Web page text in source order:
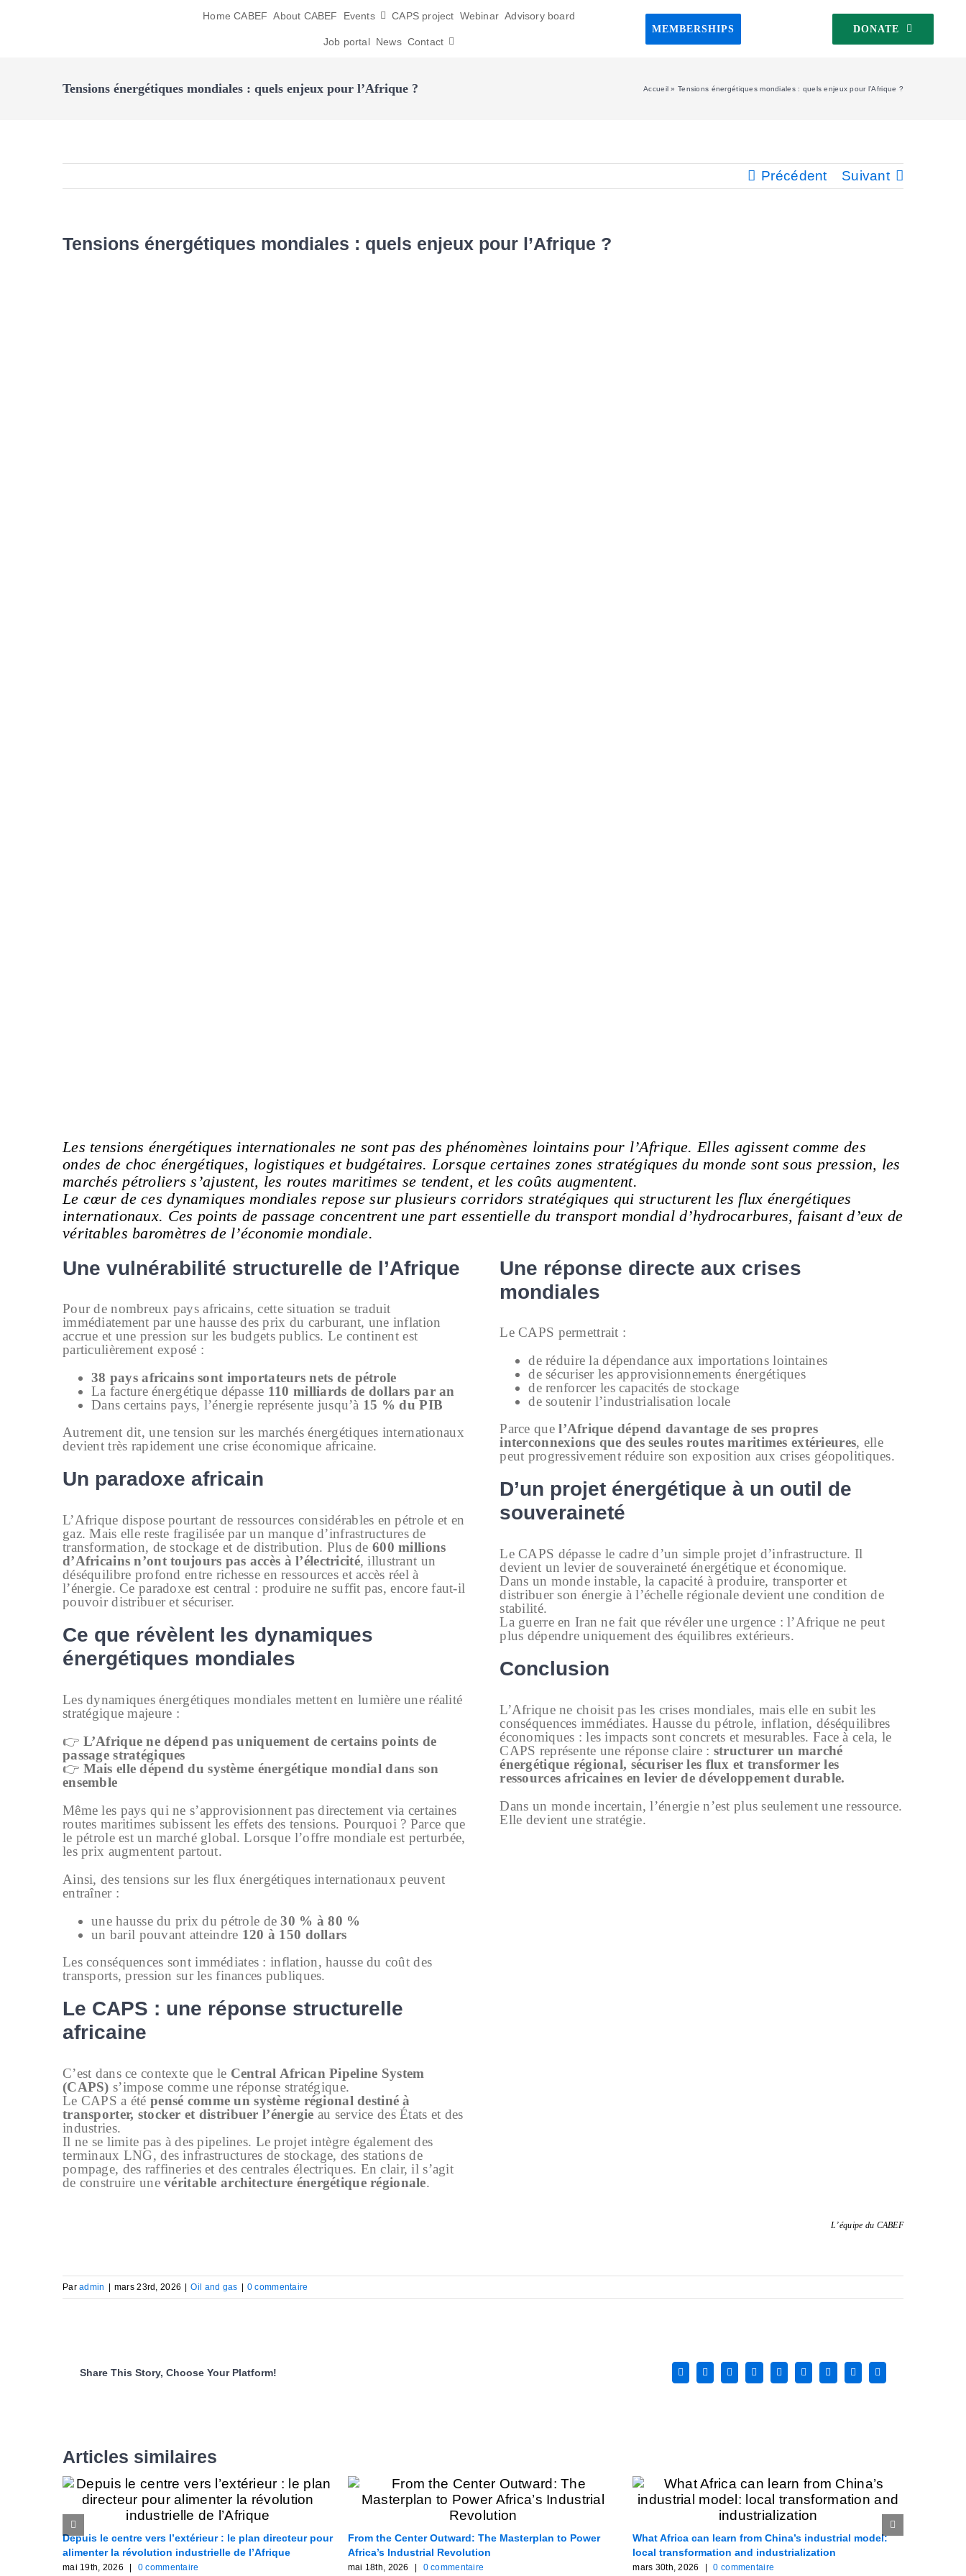
Home CABEF About CABEF Events CAPS project Webinar Advisory board
Job portal News Contact
MEMBERSHIPS DONATE
Tensions énergétiques mondiales : quels enjeux pour l’Afrique ? Accueil »Tensions énergétiques mondiales : quels enjeux pour l’Afrique ?
Précédent Suivant
Tensions énergétiques mondiales : quels enjeux pour l’Afrique ?
Les tensions énergétiques internationales ne sont pas des phénomènes lointains pour l’Afrique. Elles agissent comme des
ondes de choc énergétiques, logistiques et budgétaires. Lorsque certaines zones stratégiques du monde sont sous pression, les
marchés pétroliers s’ajustent, les routes maritimes se tendent, et les coûts augmentent.
Le cœur de ces dynamiques mondiales repose sur plusieurs corridors stratégiques qui structurent les flux énergétiques
internationaux. Ces points de passage concentrent une part essentielle du transport mondial d’hydrocarbures, faisant d’eux de
véritables baromètres de l’économie mondiale.
Une vulnérabilité structurelle de l’Afrique
Pour de nombreux pays africains, cette situation se traduit
immédiatement par une hausse des prix du carburant, une inflation
accrue et une pression sur les budgets publics. Le continent est
particulièrement exposé :
38 pays africains sont importateurs nets de pétrole
La facture énergétique dépasse 110 milliards de dollars par an
Dans certains pays, l’énergie représente jusqu’à 15 % du PIB
Autrement dit, une tension sur les marchés énergétiques internationaux
devient très rapidement une crise économique africaine.
Un paradoxe africain
L’Afrique dispose pourtant de ressources considérables en pétrole et en
gaz. Mais elle reste fragilisée par un manque d’infrastructures de
transformation, de stockage et de distribution. Plus de 600 millions
d’Africains n’ont toujours pas accès à l’électricité, illustrant un
déséquilibre profond entre richesse en ressources et accès réel à
l’énergie. Ce paradoxe est central : produire ne suffit pas, encore faut-il
pouvoir distribuer et sécuriser.
Ce que révèlent les dynamiques
énergétiques mondiales
Les dynamiques énergétiques mondiales mettent en lumière une réalité
stratégique majeure :
👉 L’Afrique ne dépend pas uniquement de certains points de
passage stratégiques
👉 Mais elle dépend du système énergétique mondial dans son
ensemble
Même les pays qui ne s’approvisionnent pas directement via certaines
routes maritimes subissent les effets des tensions. Pourquoi ? Parce que
le pétrole est un marché global. Lorsque l’offre mondiale est perturbée,
les prix augmentent partout.
Ainsi, des tensions sur les flux énergétiques internationaux peuvent
entraîner :
une hausse du prix du pétrole de30 % à 80 %
un baril pouvant atteindre 120 à 150 dollars
Les conséquences sont immédiates : inflation, hausse du coût des
transports, pression sur les finances publiques.
Le CAPS : une réponse structurelle
africaine
C’est dans ce contexte que le Central African Pipeline System
(CAPS) s’impose comme une réponse stratégique.
Le CAPS a été pensé comme un système régional destiné à
transporter, stocker et distribuer l’énergie au service des États et des
industries.
Il ne se limite pas à des pipelines. Le projet intègre également des
terminaux LNG, des infrastructures de stockage, des stations de
pompage, des raffineries et des centrales électriques. En clair, il s’agit
de construire unevéritable architecture énergétique régionale.
Une réponse directe aux crises
mondiales
Le CAPS permettrait :
de réduire la dépendance aux importations lointaines
de sécuriser les approvisionnements énergétiques
de renforcer les capacités de stockage
de soutenir l’industrialisation locale
Parce quel’Afrique dépend davantage de ses propres
interconnexions que des seules routes maritimes extérieures, elle
peut progressivement réduire son exposition aux crises géopolitiques.
D’un projet énergétique à un outil de
souveraineté
Le CAPS dépasse le cadre d’un simple projet d’infrastructure. Il
devient un levier de souveraineté énergétique et économique.
Dans un monde instable, la capacité à produire, transporter et
distribuer son énergie à l’échelle régionale devient une condition de
stabilité.
La guerre en Iran ne fait que révéler une urgence : l’Afrique ne peut
plus dépendre uniquement des équilibres extérieurs.
Conclusion
L’Afrique ne choisit pas les crises mondiales, mais elle en subit les
conséquences immédiates. Hausse du pétrole, inflation, déséquilibres
économiques : les impacts sont concrets et mesurables. Face à cela, le
CAPS représente une réponse claire : structurer un marché
énergétique régional, sécuriser les flux et transformer les
ressources africaines en levier de développement durable.
Dans un monde incertain, l’énergie n’est plus seulement une ressource.
Elle devient une stratégie.
L’équipe du CABEF
Paradmin | mars 23rd, 2026 | Oil and gas | 0 commentaire
Share This Story, Choose Your Platform! Facebook
X RedditLinkedInWhatsAppTumblrPinterest
Vk Email
Articles similaires
Depuis le centre vers l’extérieur : le plan directeur pour
alimenter la révolution industrielle de l’Afrique
mai 19th, 2026 | 0 commentaire
From the Center Outward: The Masterplan to Power
Africa’s Industrial Revolution
mai 18th, 2026 | 0 commentaire
What Africa can learn from China’s industrial model:
local transformation and industrialization
mars 30th, 2026 | 0 commentaire